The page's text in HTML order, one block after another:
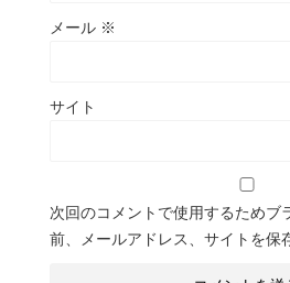
メール ※
サイト
次回のコメントで使用するためブ
前、メールアドレス、サイトを保